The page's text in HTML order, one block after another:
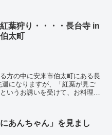
葉狩り・・・・長台寺 in
太町
方の中に安来市伯太町にある長
になりますが、「紅葉が見ご
いうお誘いを受けて、お料理教
あんちゃん」を見まし